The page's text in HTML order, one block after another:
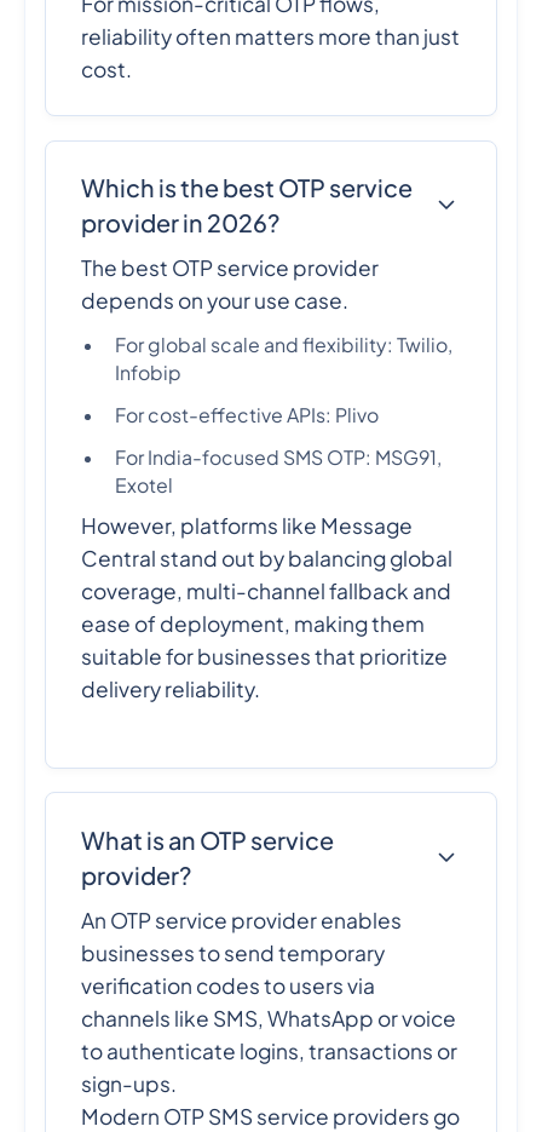
reliability often matters more than just
cost.
Which is the best OTP service
provider in 2026?
The best OTP service provider
depends on your use case.
For global scale and flexibility: Twilio,
Infobip
For cost-effective APIs: Plivo
For India-focused SMS OTP: MSG91,
Exotel
However, platforms like Message
Central stand out by balancing global
coverage, multi-channel fallback and
ease of deployment, making them
suitable for businesses that prioritize
delivery reliability.
What is an OTP service
provider?
An OTP service provider enables
businesses to send temporary
verification codes to users via
channels like SMS, WhatsApp or voice
to authenticate logins, transactions or
sign-ups.
Modern OTP SMS service providers go